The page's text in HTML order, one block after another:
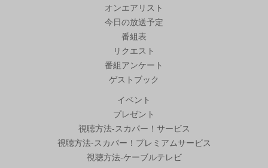
オンエアリスト
今日の放送予定
番組表
リクエスト
番組アンケート
ゲストブック
イベント
プレゼント
視聴方法-スカパー！サービス
視聴方法-スカパー！プレミアムサービス
視聴方法-ケーブルテレビ